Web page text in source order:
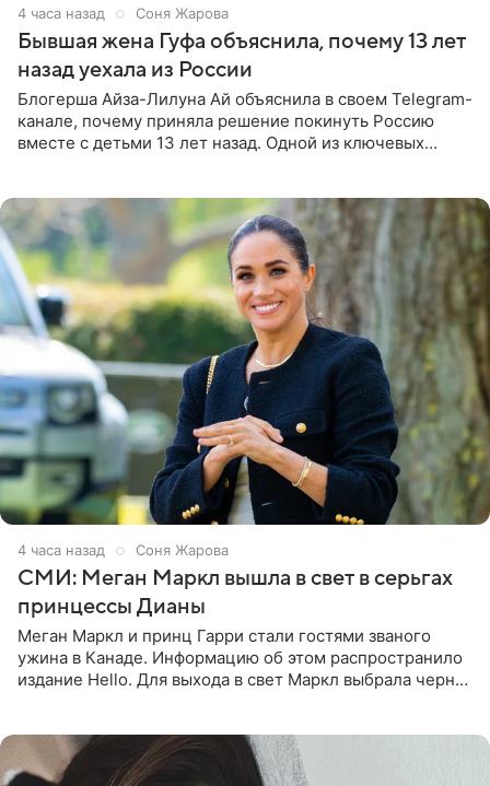
4 часа назад Соня Жарова
Бывшая жена Гуфа объяснила, почему 13 лет
назад уехала из России
Блогерша Айза-Лилуна Ай объяснила в своем Telegram-
канале, почему приняла решение покинуть Россию
вместе с детьми 13 лет назад. Одной из ключевых
4 часа назад Соня Жарова
СМИ: Меган Маркл вышла в свет в серьгах
принцессы Дианы
Меган Маркл и принц Гарри стали гостями званого
ужина в Канаде. Информацию об этом распространило
издание Hello. Для выхода в свет Маркл выбрала черное